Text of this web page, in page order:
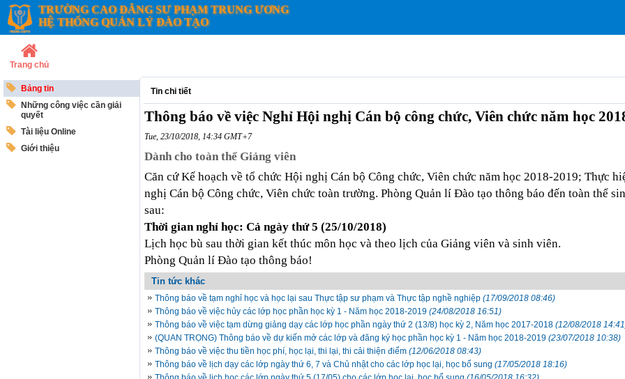
TRƯỜNG CAO ĐẲNG SƯ PHẠM TRUNG ƯƠNG
HỆ THỐNG QUẢN LÝ ĐÀO TẠO
Trang chủ
Tin chi tiết
Thông báo về việc Nghỉ Hội nghị Cán bộ công chức, Viên chức năm học
Tue, 23/10/2018, 14:34 GMT+7
Dành cho toàn thể Giảng viên
Căn cứ Kế hoạch về tổ chức Hội nghị Cán bộ Công chức, Viên chức năm học 2018-2019; Thực
nghị Cán bộ Công chức, Viên chức toàn trường. Phòng Quản lí Đào tạo thông báo đến toàn thể
sau:
Thời gian nghỉ học: Cả ngày thứ 5 (25/10/2018)
Lịch học bù sau thời gian kết thúc môn học và theo lịch của Giảng viên và sinh viên.
Phòng Quản lí Đào tạo thông báo!
Tin tức khác
Thông báo về tạm nghỉ học và học lại sau Thực tập sư phạm và Thực tập nghề nghiệp (17/09/2018 08:46)
Thông báo về việc hủy các lớp học phần học kỳ 1 - Năm học 2018-2019 (24/08/2018 16:51)
Thông báo về việc tạm dừng giảng dạy các lớp học phần ngày thứ 2 (13/8) học kỳ 2, Năm học 2017-2018 (12/08/2018
(QUAN TRỌNG) Thông báo về dự kiến mở các lớp và đăng ký học phần học kỳ 1 - Năm học 2018-2019 (23/07/2018 10:38)
Thông báo về việc thu tiền học phí, học lại, thi lại, thi cải thiện điểm (12/06/2018 08:43)
Thông báo về lịch dạy các lớp ngày thứ 6, 7 và Chủ nhật cho các lớp học lại, học bổ sung (17/05/2018 18:16)
Bảng tin
Những công việc cần giải
quyết
Tài liệu Online
Giới thiệu